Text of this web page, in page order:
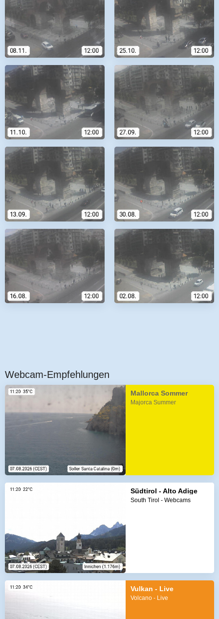
Webcam-Empfehlungen
Mallorca Sommer
Majorca Summer
Südtirol - Alto Adige
South Tirol - Webcams
Vulkan - Live
Volcano - Live